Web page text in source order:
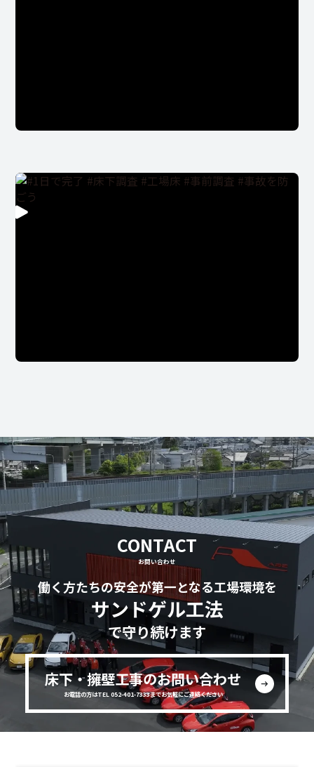
CONTACT
お問い合わせ
働く方たちの安全が第一となる工場環境を
サンドゲル工法
で守り続けます
床下・擁壁工事のお問い合わせ
お電話の方はTEL 052-401-7333までお気軽にご連絡ください